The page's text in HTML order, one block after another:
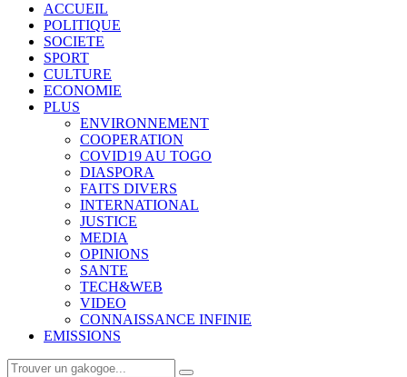
ACCUEIL
POLITIQUE
SOCIETE
SPORT
CULTURE
ECONOMIE
PLUS
ENVIRONNEMENT
COOPERATION
COVID19 AU TOGO
DIASPORA
FAITS DIVERS
INTERNATIONAL
JUSTICE
MEDIA
OPINIONS
SANTE
TECH&WEB
VIDEO
CONNAISSANCE INFINIE
EMISSIONS